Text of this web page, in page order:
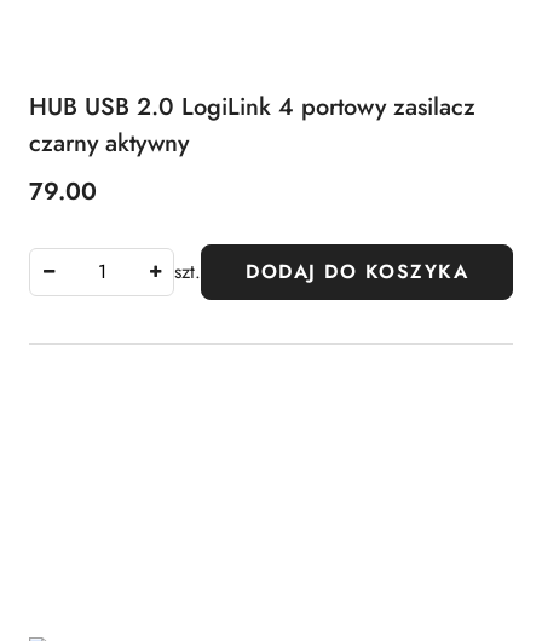
HUB USB 2.0 LogiLink 4 portowy zasilacz
czarny aktywny
Cena:
79.00
szt. DODAJ DO KOSZYKA